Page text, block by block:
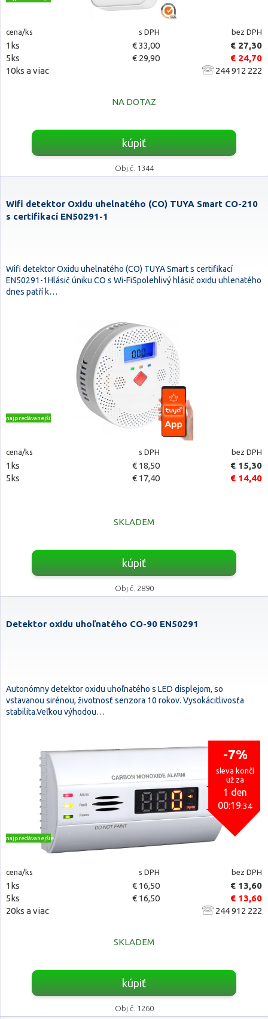
cena/ks s DPH bez DPH
1ks € 33,00
€ 27,30
5ks
€ 29,90
€ 24,70
10ks a viac
244 912 222
NA DOTAZ
kúpiť
Obj.č. 1344
Wifi detektor Oxidu uhelnatého (CO) TUYA Smart CO-210
s certifikací EN50291-1
Wifi detektor Oxidu uhelnatého (CO) TUYA Smart s certifikací
EN50291-1Hlásič úniku CO s Wi-FiSpolehlivý hlásič oxidu uhlenatého
dnes patří k…
najpredávanejšie
cena/ks s DPH bez DPH
1ks € 18,50
€ 15,30
5ks
€ 17,40 € 14,40
SKLADEM
kúpiť
Obj.č. 2890
Detektor oxidu uhoľnatého CO-90 EN50291
Autonómny detektor oxidu uhoľnatého s LED displejom, so
vstavanou sirénou, životnosť senzora 10 rokov. Vysokácitlivosťa
stabilita.Veľkou výhodou…
-7%
sleva končí
už za
1 den
00:19:33
najpredávanejšie
cena/ks s DPH bez DPH
1ks € 16,50
€ 13,60
5ks
€ 16,50
€ 13,60
20ks a viac
244 912 222
SKLADEM
kúpiť
Obj.č. 1260